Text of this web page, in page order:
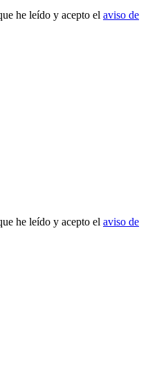
he leído y acepto el aviso de
he leído y acepto el aviso de